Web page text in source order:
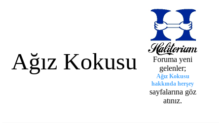
Ağız Kokusu
Foruma yeni
gelenler;
Ağız Kokusu
hakkında herşey
sayfalarına göz
atınız.